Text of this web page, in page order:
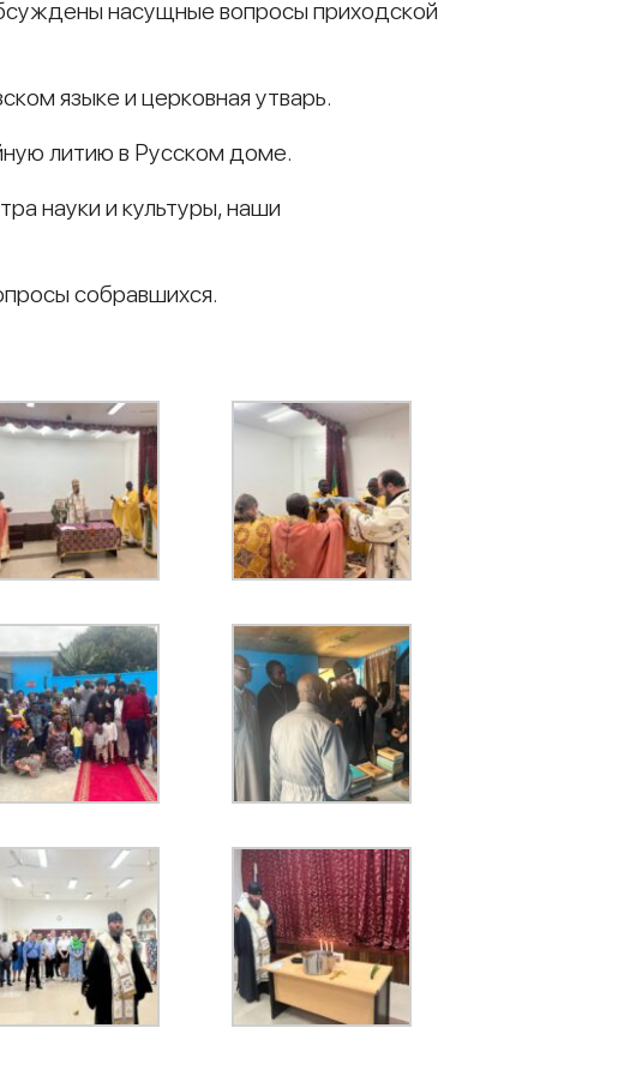
насущные вопросы приходской
языке и церковная утварь.
литию в Русском доме.
науки и культуры, наши
собравшихся.